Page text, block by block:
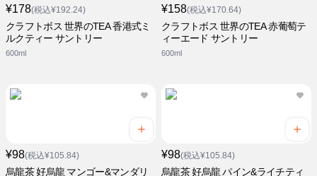
¥178(税込¥192.24)
クラフトボス 世界のTEA 香港式ミ
ルクティー サントリー
600ml
¥158(税込¥170.64)
クラフトボス 世界のTEA 赤葡萄テ
ィーエード サントリー
600ml
¥98(税込¥105.84)
烏龍茶 好烏龍 マンゴー&マンダリ
¥98(税込¥105.84)
烏龍茶 好烏龍 パイン&ライチティ